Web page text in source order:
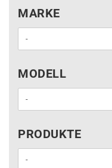
MARKE
MARKE
MODELL
MODELL
PRODUKTE
PRODUKTE